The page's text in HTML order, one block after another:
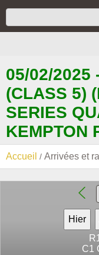
05/02/2025
(CLASS 5)
SERIES
KEMPTON
Accueil Arrivées et
R1
C1